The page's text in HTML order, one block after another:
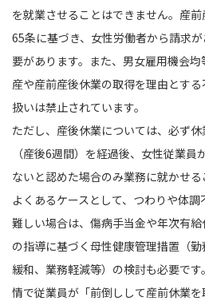
を就業させることはできません。産
65条に基づき、女性労働者から請求
要があります。また、男女雇用機会
産や産前産後休業の取得を理由とす
扱いは禁止されています。
ただし、産後休業については、必ず
（産後6週間）を経過後、女性従業
ないと認めた場合のみ業務に就かせる
よくあるケースとして、つわりや体
難しい場合は、傷病手当金や年次有
の指導に基づく母性健康管理措置（
緩和、業務軽減等）の検討も必要で
情で従業員が「前倒しして産前休業